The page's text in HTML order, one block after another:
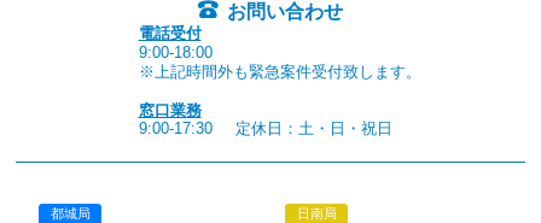
お問い合わせ
電話受付
9:00-18:00
※上記時間外も緊急案件受付致します。
窓口業務
9:00-17:30
定休日：土・日・祝日
都城局 日南局